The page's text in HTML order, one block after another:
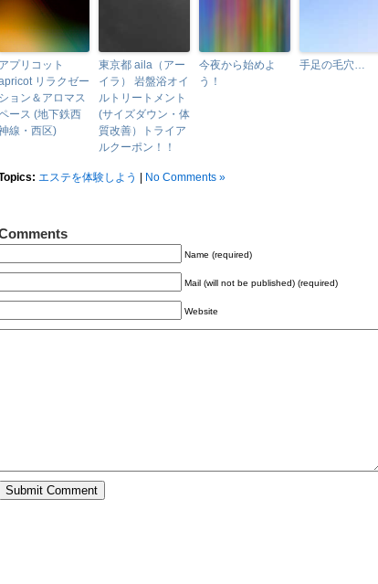
アプリコット
リラクゼー
ション＆アロマス
ース (地下鉄西
線・西区)
東京都 aila（アー
イラ） 岩盤浴オイ
ルトリートメント
(サイズダウン・体
質改善）トライア
ルクーポン！！
今夜から始めよ
う！
手足の毛穴…
エステを体験しよう No Comments »
Name (required)
Mail (will not be published) (required)
Website